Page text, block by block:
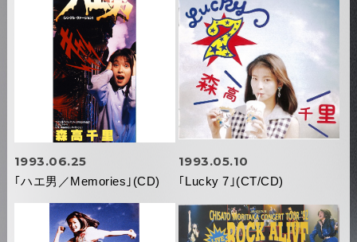
1993.06.25
｢ハエ男／Memories｣(CD)
1993.05.10
｢Lucky 7｣(CT/CD)